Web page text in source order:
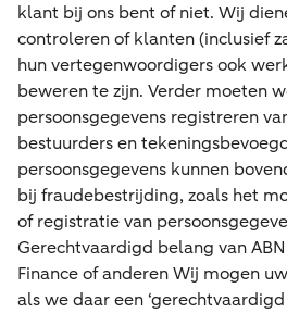
klant bij ons bent of niet. Wij
controleren of klanten (inclusief
hun vertegenwoordigers ook
beweren te zijn. Verder moeten
persoonsgegevens registreren
bestuurders en
persoonsgegevens kunnen
bij fraudebestrijding, zoals het
of registratie van
Gerechtvaardigd belang van
Finance of anderen Wij mogen
als we daar een